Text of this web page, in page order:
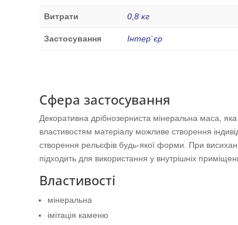
Витрати 0,8 кг
Застосування Інтер`єр
Сфера застосування
Декоративна дрібнозерниста мінеральна маса,
властивостям матеріалу можливе створення
створення рельєфів будь-якої форми. При
підходить для використання у внутрішніх
Властивості
мінеральна
імітація каменю